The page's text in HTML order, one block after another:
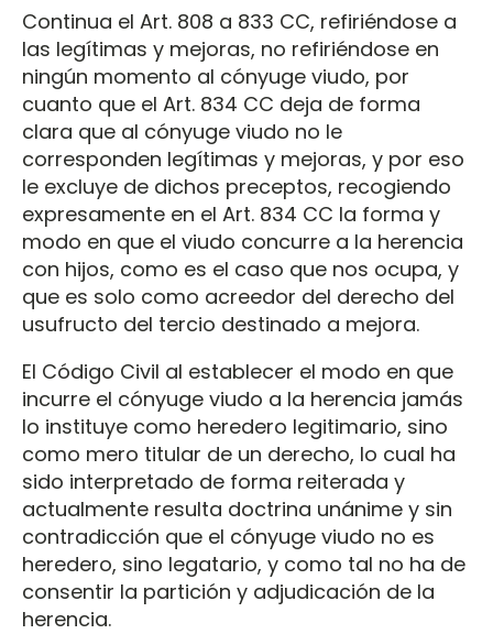
Continua el Art. 808 a 833 CC, refiriéndose a
las legítimas y mejoras, no refiriéndose en
ningún momento al cónyuge viudo, por
cuanto que el Art. 834 CC deja de forma
clara que al cónyuge viudo no le
corresponden legítimas y mejoras, y por eso
le excluye de dichos preceptos, recogiendo
expresamente en el Art. 834 CC la forma y
modo en que el viudo concurre a la herencia
con hijos, como es el caso que nos ocupa, y
que es solo como acreedor del derecho del
usufructo del tercio destinado a mejora.
El Código Civil al establecer el modo en que
incurre el cónyuge viudo a la herencia jamás
lo instituye como heredero legitimario, sino
como mero titular de un derecho, lo cual ha
sido interpretado de forma reiterada y
actualmente resulta doctrina unánime y sin
contradicción que el cónyuge viudo no es
heredero, sino legatario, y como tal no ha de
consentir la partición y adjudicación de la
herencia.